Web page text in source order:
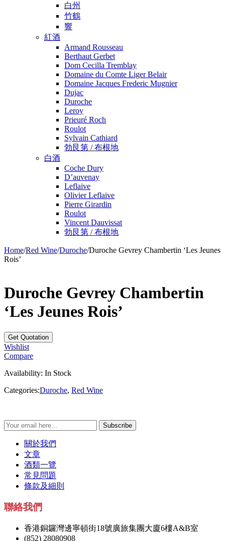
白州
竹鶴
響
紅酒
Armand Rousseau
Berthaut Gerbet
Dom Cecilla Tremblay
Domaine du Comte Liger Belair
Domaine Jacques Frederic Mugnier
Dujac
Duroche
Leroy
Prieuré Roch
Roulot
Sylvain Cathiard
勃艮第 / 布根地
白酒
Coche Dury
D’auvenay
Leflaive
Olivier Leflaive
Pierre Girardin
Roulot
Vincent Dauvissat
勃艮第 / 布根地
Home/Red Wine/Duroche/Duroche Gevrey Chambertin ‘Les Jeunes
Rois’
Duroche Gevrey Chambertin
‘Les Jeunes Rois’
Wishlist
Compare
Availability: In Stock
Categories:Duroche, Red Wine
Subscribe
關於我們
文章
酒類一覽
常見問題
條款及細則
聯絡我們
香港銅鑼灣邊寧頓街18號廣旅集團大廈6樓A&B室
(852) 28080908